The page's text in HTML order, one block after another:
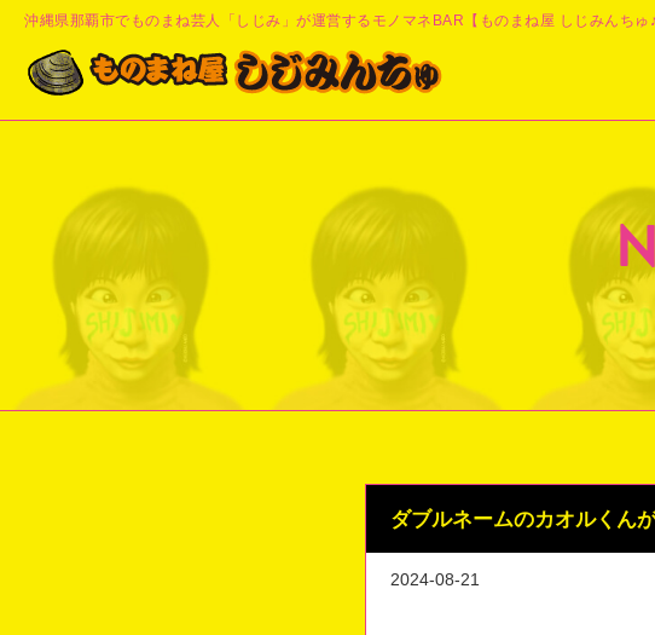
沖縄県那覇市でものまね芸人「しじみ」が運営するモノマネBAR【ものまね屋 しじみんちゅ♪
ダブルネームのカオルくん
2024-08-21